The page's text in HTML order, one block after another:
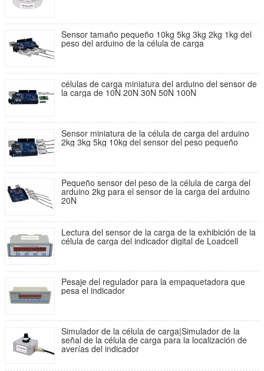
Sensor tamaño pequeño 10kg 5kg 3kg 2kg 1kg del
peso del arduino de la célula de carga
células de carga miniatura del arduino del sensor de
la carga de 10N 20N 30N 50N 100N
Sensor miniatura de la célula de carga del arduino
2kg 3kg 5kg 10kg del sensor del peso pequeño
Pequeño sensor del peso de la célula de carga del
arduino 2kg para el sensor de la carga del arduino
20N
Lectura del sensor de la carga de la exhibición de la
célula de carga del indicador digital de Loadcell
Pesaje del regulador para la empaquetadora que
pesa el indicador
Simulador de la célula de carga|Simulador de la
señal de la célula de carga para la localización de
averías del indicador